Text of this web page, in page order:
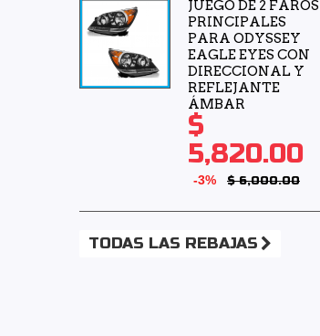
JUEGO DE 2 FAROS
PRINCIPALES
PARA ODYSSEY
EAGLE EYES CON
DIRECCIONAL Y
REFLEJANTE
ÁMBAR
$
5,820.00
-3% $ 6,000.00
TODAS LAS REBAJAS